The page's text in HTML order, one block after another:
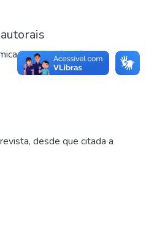
Aplicada (Ipea)
desde que citada a